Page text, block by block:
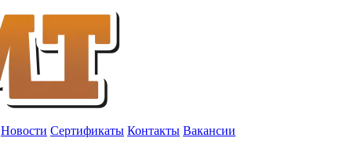
Новости Сертификаты Контакты Вакансии